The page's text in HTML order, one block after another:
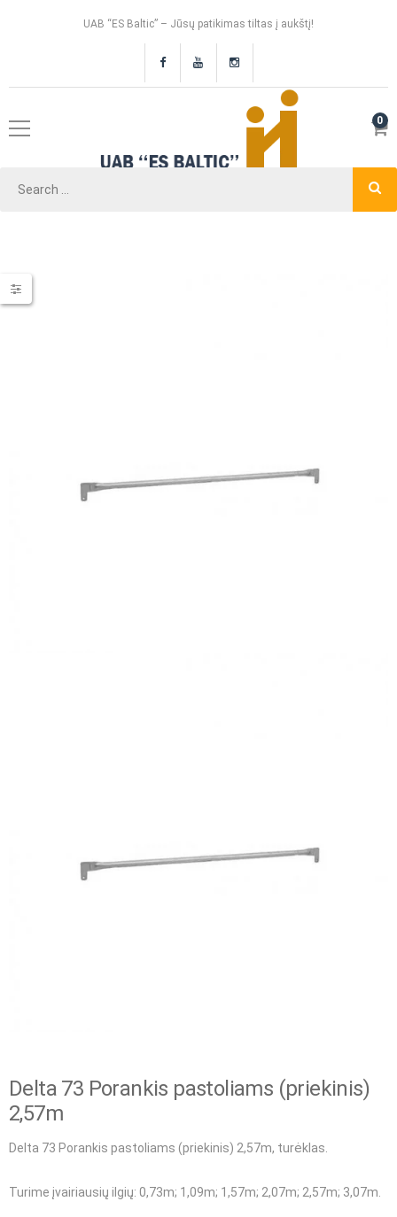
UAB “ES Baltic” – Jūsų patikimas tiltas į aukštį!
0
Delta 73 Porankis pastoliams (priekinis)
2,57m
Delta 73 Porankis pastoliams (priekinis) 2,57m, turėklas.
Turime įvairiausių ilgių: 0,73m; 1,09m; 1,57m; 2,07m; 2,57m; 3,07m.